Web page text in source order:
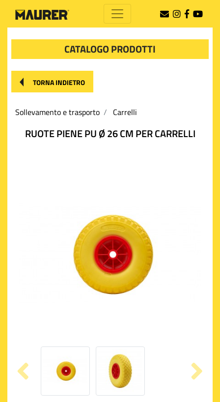
CATALOGO PRODOTTI
TORNA INDIETRO
Sollevamento e trasporto Carrelli
RUOTE PIENE PU Ø 26 CM PER CARRELLI